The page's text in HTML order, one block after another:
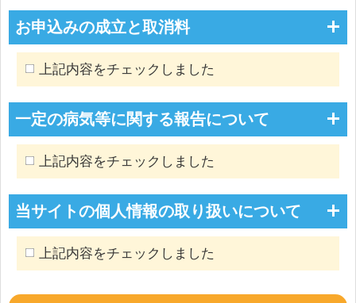
お申込みの成立と取消料
上記内容をチェックしました
一定の病気等に関する報告について
上記内容をチェックしました
当サイトの個人情報の取り扱いについて
上記内容をチェックしました